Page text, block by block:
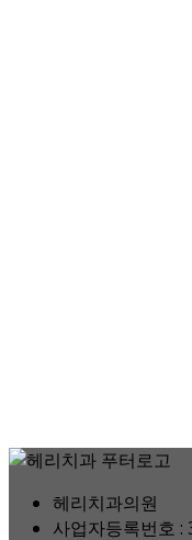
헤리치과의원
사업자등록번호 :